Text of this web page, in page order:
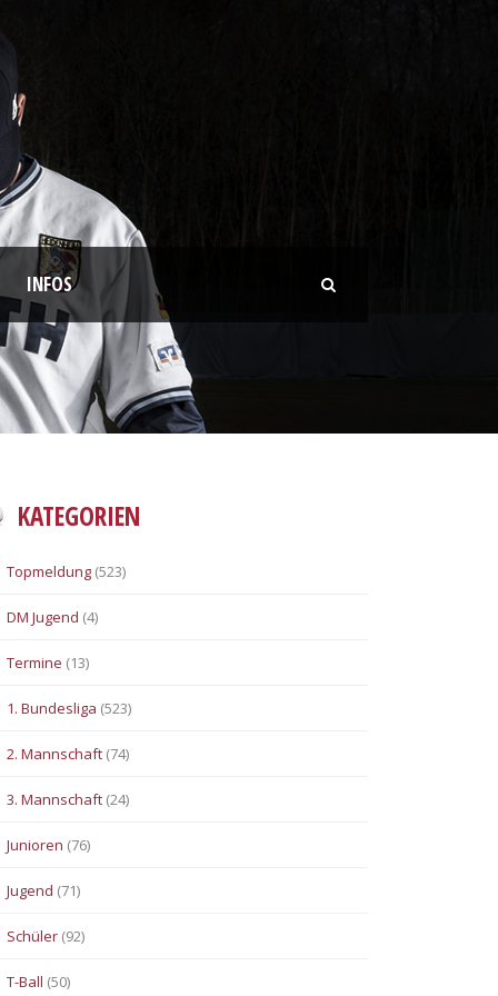
INFOS
KATEGORIEN
Topmeldung (523)
DM Jugend (4)
Termine (13)
1. Bundesliga (523)
2. Mannschaft (74)
3. Mannschaft (24)
Junioren (76)
Jugend (71)
Schüler (92)
T-Ball (50)